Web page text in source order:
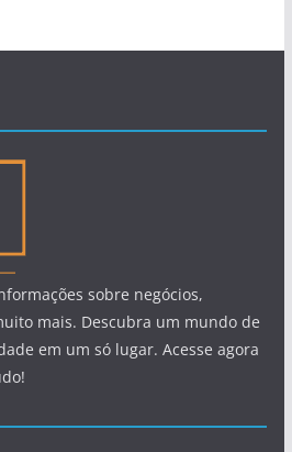
sobre negócios,
mais. Descubra um mundo de
em um só lugar. Acesse agora